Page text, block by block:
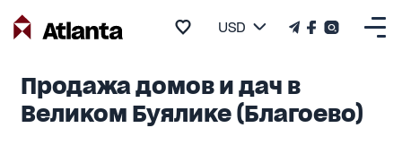
USD
Продажа домов и дач в
Великом Буялике (Благоево)